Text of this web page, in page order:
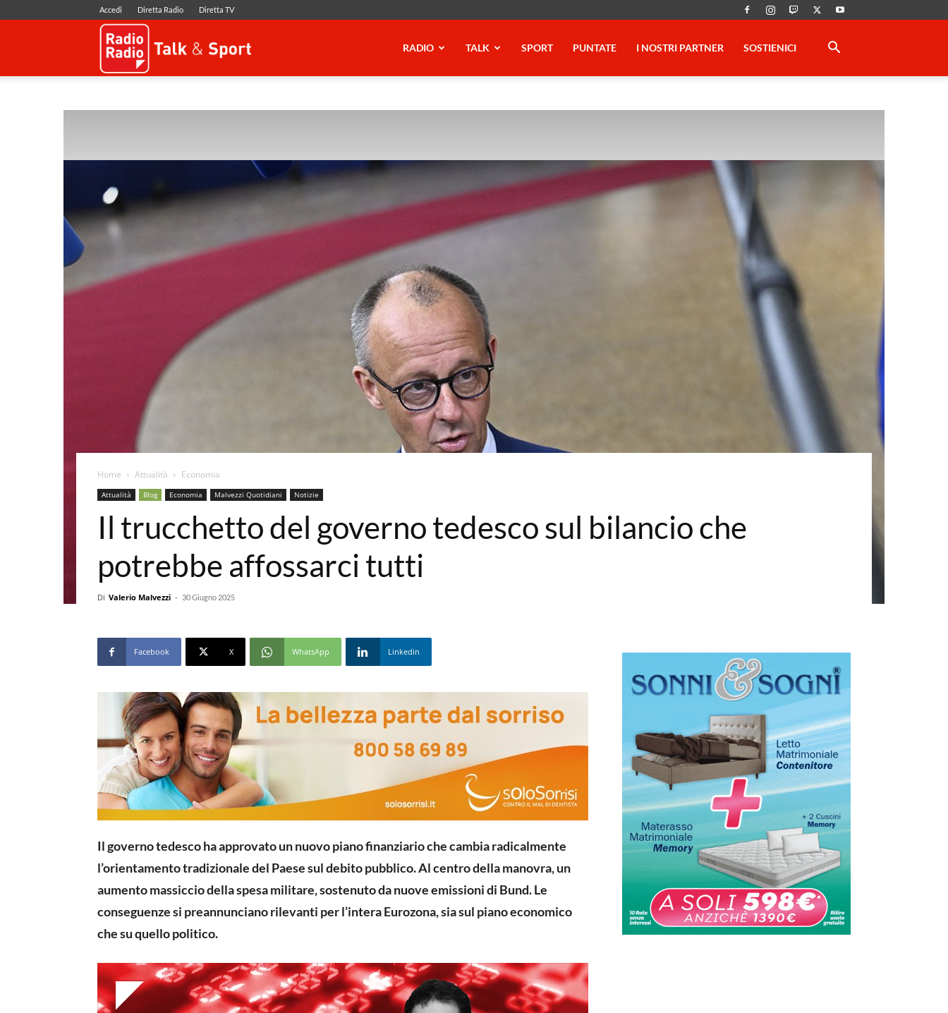
Accedi Diretta Radio Diretta TV
RADIO TALK SPORT PUNTATE I NOSTRI PARTNER SOSTIENICI
Home Attualità Economia
Attualità Blog Economia Malvezzi Quotidiani Notizie
Il trucchetto del governo tedesco sul bilancio che
potrebbe affossarci tutti
Di Valerio Malvezzi - 30 Giugno 2025
Facebook X WhatsApp Linkedin
Il governo tedesco ha approvato un nuovo piano finanziario che cambia radicalmente
l’orientamento tradizionale del Paese sul debito pubblico. Al centro della manovra, un
aumento massiccio della spesa militare, sostenuto da nuove emissioni di Bund. Le
conseguenze si preannunciano rilevanti per l’intera Eurozona, sia sul piano economico
che su quello politico.